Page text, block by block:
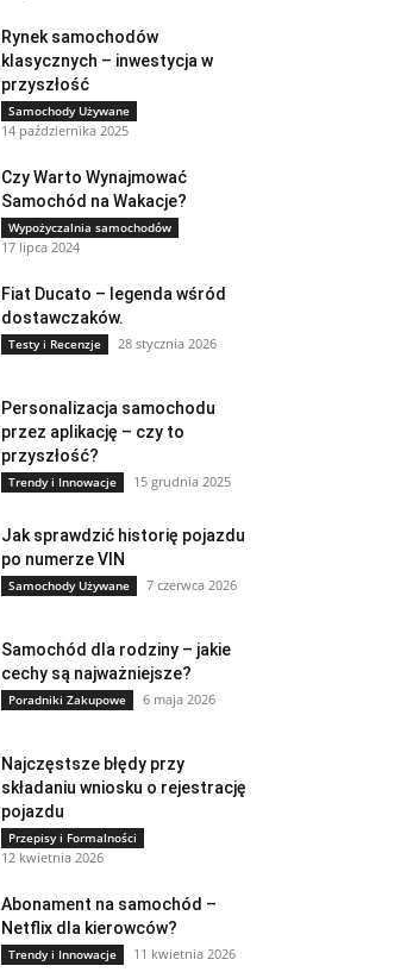
Rynek samochodów
klasycznych – inwestycja w
przyszłość
Samochody Używane
14 października 2025
Czy Warto Wynajmować
Samochód na Wakacje?
Wypożyczalnia samochodów
17 lipca 2024
Fiat Ducato – legenda wśród
dostawczaków.
Testy i Recenzje 28 stycznia 2026
Personalizacja samochodu
przez aplikację – czy to
przyszłość?
Trendy i Innowacje 15 grudnia 2025
Jak sprawdzić historię pojazdu
po numerze VIN
Samochody Używane 7 czerwca 2026
Samochód dla rodziny – jakie
cechy są najważniejsze?
Poradniki Zakupowe 6 maja 2026
Najczęstsze błędy przy
składaniu wniosku o rejestrację
pojazdu
Przepisy i Formalności
12 kwietnia 2026
Abonament na samochód –
Netflix dla kierowców?
Trendy i Innowacje 11 kwietnia 2026